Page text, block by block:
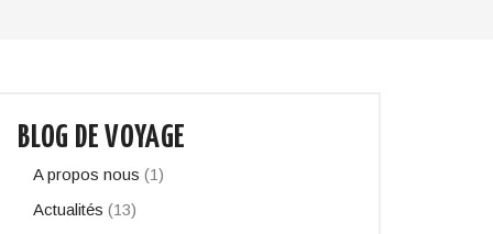
BLOG DE VOYAGE
A propos nous (1)
Actualités (13)